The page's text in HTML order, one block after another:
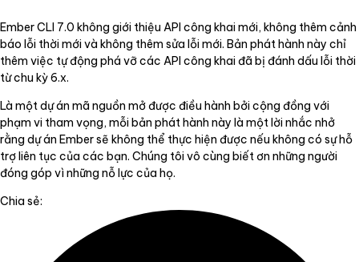
Ember CLI 7.0 không giới thiệu API công khai mới, không thêm cảnh
báo lỗi thời mới và không thêm sửa lỗi mới. Bản phát hành này chỉ
thêm việc tự động phá vỡ các API công khai đã bị đánh dấu lỗi thời
từ chu kỳ 6.x.
Là một dự án mã nguồn mở được điều hành bởi cộng đồng với
phạm vi tham vọng, mỗi bản phát hành này là một lời nhắc nhở
rằng dự án Ember sẽ không thể thực hiện được nếu không có sự hỗ
trợ liên tục của các bạn. Chúng tôi vô cùng biết ơn những người
đóng góp vì những nỗ lực của họ.
Chia sẻ: